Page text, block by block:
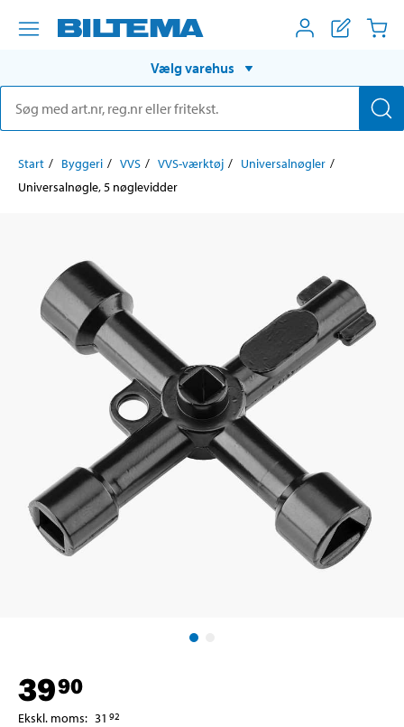
Vælg varehus
Start Byggeri VVS VVS-værktøj
Universalnøgler
Universalnøgle, 5 nøglevidder
3990
Ekskl. moms: 31 92